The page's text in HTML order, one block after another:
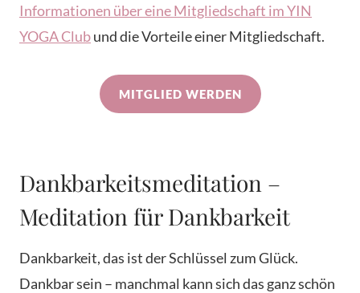
Informationen über eine Mitgliedschaft im YIN
YOGA Clubund die Vorteile einer Mitgliedschaft.
MITGLIED WERDEN
Dankbarkeitsmeditation –
Meditation für Dankbarkeit
Dankbarkeit, das ist der Schlüssel zum Glück.
Dankbar sein – manchmal kann sich das ganz schön